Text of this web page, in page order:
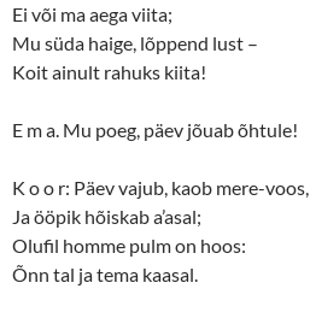
Ei või ma aega viita;
Mu süda haige, lõppend lust –
Koit ainult rahuks kiita!
E m a. Mu poeg, päev jõuab õhtule!
K o o r: Päev vajub, kaob mere-voos,
Ja ööpik hõiskab a’asal;
Olufil homme pulm on hoos:
Õnn tal ja tema kaasal.